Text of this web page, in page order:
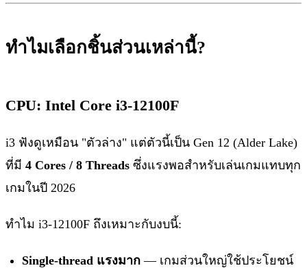
ทำไมเลือกชิ้นส่วนเหล่านี้?
CPU: Intel Core i3-12100F
i3 ฟังดูเหมือน "ตัวล่าง" แต่ตัวนี้เป็น Gen 12 (Alder Lake)
ที่มี 4 Cores / 8 Threads ซึ่งแรงพอสำหรับเล่นเกมแทบทุก
เกมในปี 2026
ทำไม i3-12100F ถึงเหมาะกับงบนี้:
Single-thread แรงมาก — เกมส่วนใหญ่ใช้ประโยชน์